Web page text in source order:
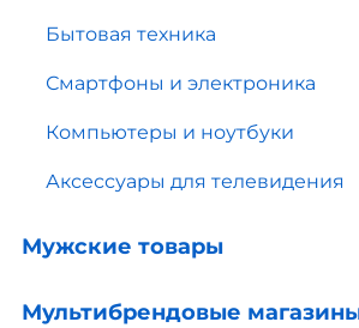
Бытовая техника
Смартфоны и электроника
Компьютеры и ноутбуки
Аксессуары для телевидения
Мужские товары
Мультибрендовые